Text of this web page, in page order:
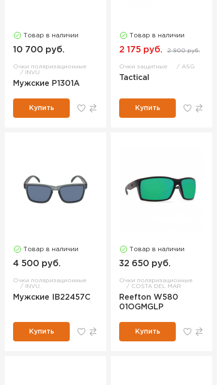
Товар в наличии
10 700 руб.
Очки поляризационные
INVU
Мужские P1301A
Купить
Товар в наличии
2 175 руб. 2 900 руб.
Очки защитные ASG
Tactical
Купить
Товар в наличии
4 500 руб.
Очки поляризационные
INVU
Мужские IB22457C
Купить
Товар в наличии
32 650 руб.
Очки поляризационные
COSTA DEL MAR
Reefton W580
01OGMGLP
Купить